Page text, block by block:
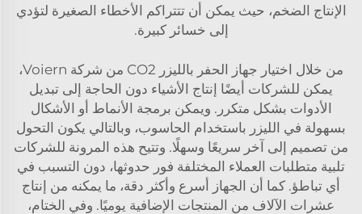
الإنتاج الضخم، حيث يمكن أن تتتراكم الأخطاء الصغيرة لتؤدي
إلى خسائر كبيرة.
من خلال اختيار جهاز الحفر بالليزر CO2 من شركة Voiern،
يمكن للشركات أيضًا إنتاج الأشياء دون الحاجة إلى تبديل
الأدوات بشكل متكرر. ويمكن برمجة الأنماط أو الأشكال
بسهولة في الليزر باستخدام الحاسوب، وبالتالي يكون التحول
من تصميم إلى آخر سريعًا وسهلًا. وتتيح هذه المرونة للشركات
تلبية متطلبات العملاء المختلفة فور حدوثها، دون التسبب في
أي تباطؤ. كما أن الجهاز أسرع وأكثر دقة، ما يمكنه من إنتاج
عشرات الآلاف من المنتجات الإضافية يوميًا. وفي الختام،